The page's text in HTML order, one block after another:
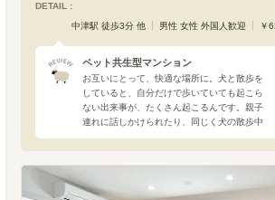
DETAIL :
中津駅 徒歩3分 他
男性 女性 外国人歓迎 ￥
ペット共生型マンション
お互いにとって、快適な場所に。犬と散歩を
していると、自分だけで歩いていても起こら
ない出来事が、たくさん起こるんです。親子
連れに話しかけられたり、同じく犬の散歩中
対面でも身構えず話せるのは不思議です。大
阪・中津に建つ「アパ